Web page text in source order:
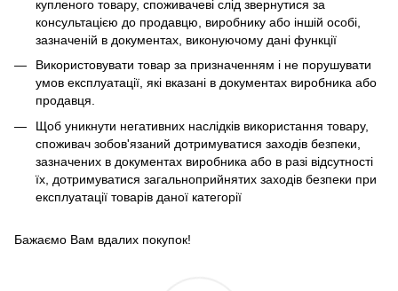
купленого товару, споживачеві слід звернутися за
консультацією до продавцю, виробнику або іншій особі,
зазначеній в документах, виконуючому дані функції
Використовувати товар за призначенням і не порушувати
умов експлуатації, які вказані в документах виробника або
продавця.
Щоб уникнути негативних наслідків використання товару,
споживач зобов'язаний дотримуватися заходів безпеки,
зазначених в документах виробника або в разі відсутності
їх, дотримуватися загальноприйнятих заходів безпеки при
експлуатації товарів даної категорії
Бажаємо Вам вдалих покупок!